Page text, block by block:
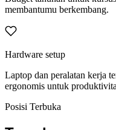
membantumu berkembang.
Hardware setup
Laptop dan peralatan kerja
ergonomis untuk
Posisi Terbuka